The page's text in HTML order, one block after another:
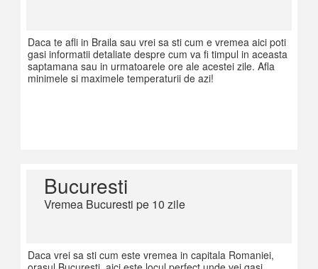
Daca te afli in Braila sau vrei sa sti cum e vremea aici poti
gasi informatii detaliate despre cum va fi timpul in aceasta
saptamana sau in urmatoarele ore ale acestei zile. Afla
minimele si maximele temperaturii de azi!
Bucuresti
Vremea Bucuresti pe 10 zile
Daca vrei sa sti cum este vremea in capitala Romaniei,